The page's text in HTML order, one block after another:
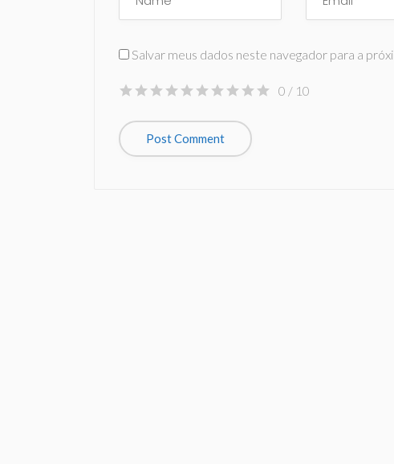
Salvar meus dados neste navegador para a
0 / 10